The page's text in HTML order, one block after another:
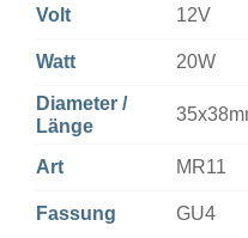
Volt 12V
Watt 20W
Diameter /
Länge
Art MR11
Fassung GU4